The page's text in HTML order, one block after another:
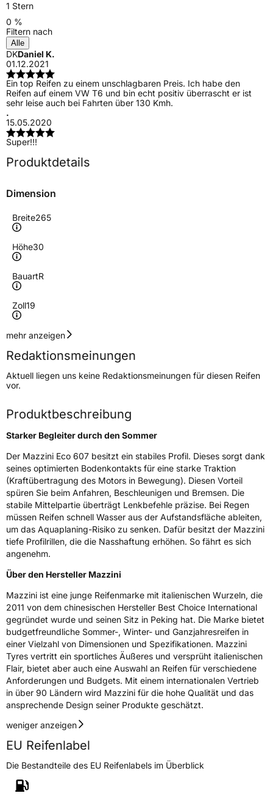
1 Stern
0 %
Filtern nach
Alle
DKDaniel K.
01.12.2021
Ein top Reifen zu einem unschlagbaren Preis. Ich habe den
Reifen auf einem VW T6 und bin echt positiv überrascht er ist
sehr leise auch bei Fahrten über 130 Kmh.
.
15.05.2020
Super!!!
Produktdetails
Dimension
Breite265
Höhe30
BauartR
Zoll19
Geschwindigkeitsindex
Höchstgeschwindigkeit
270 km/h
Lastindex93
Höchstlast650 kg
Gewicht (in kg)
11 kg
Generelle Merkmale
FahrzeugtypPKW
VerwendungSommerreifen
ModellnameEco 607
FahrzeugartPKW & SUV
Weitere Eigenschaften
SchlauchtypTL
ZustandNeureifen
VerstärktXL
EU Label
Effizienz
NasshaftungB
Rollgeräusch (Klasse)B
mehr anzeigen
Redaktionsmeinungen
Aktuell liegen uns keine Redaktionsmeinungen für diesen Reifen
vor.
Produktbeschreibung
Starker Begleiter durch den Sommer
Der Mazzini Eco 607 besitzt ein stabiles Profil. Dieses sorgt dank
seines optimierten Bodenkontakts für eine starke Traktion
(Kraftübertragung des Motors in Bewegung). Diesen Vorteil
spüren Sie beim Anfahren, Beschleunigen und Bremsen. Die
stabile Mittelpartie überträgt Lenkbefehle präzise. Bei Regen
müssen Reifen schnell Wasser aus der Aufstandsfläche ableiten,
um das Aquaplaning-Risiko zu senken. Dafür besitzt der Mazzini
tiefe Profilrillen, die die Nasshaftung erhöhen. So fährt es sich
angenehm.
Über den Hersteller Mazzini
Mazzini ist eine junge Reifenmarke mit italienischen Wurzeln, die
2011 von dem chinesischen Hersteller Best Choice International
gegründet wurde und seinen Sitz in Peking hat. Die Marke bietet
budgetfreundliche Sommer-, Winter- und Ganzjahresreifen in
einer Vielzahl von Dimensionen und Spezifikationen. Mazzini
Tyres vertritt ein sportliches Äußeres und versprüht italienischen
Flair, bietet aber auch eine Auswahl an Reifen für verschiedene
Anforderungen und Budgets. Mit einem internationalen Vertrieb
in über 90 Ländern wird Mazzini für die hohe Qualität und das
ansprechende Design seiner Produkte geschätzt.
weniger anzeigen
EU Reifenlabel
Die Bestandteile des EU Reifenlabels im Überblick